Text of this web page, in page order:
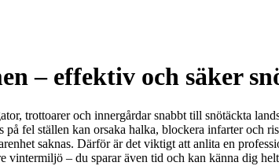
– effektiv och säker
trottoarer och innergårdar snabbt till snötäckta
på fel ställen kan orsaka halka, blockera infarter
saknas. Därför är det viktigt att anlita en
vintermiljö – du sparar även tid och kan känna dig